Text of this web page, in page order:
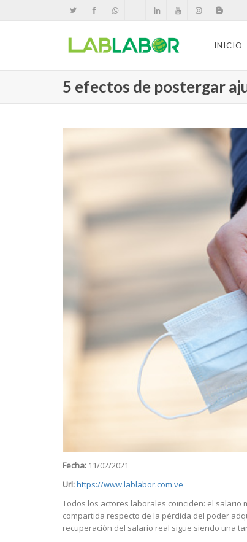
INICIO
5 efectos de postergar
Fecha: 11/02/2021
Url:https://www.lablabor.com.ve
Todos los actores laborales coinciden: el salario
compartida respecto de la pérdida del poder
recuperación del salario real sigue siendo una